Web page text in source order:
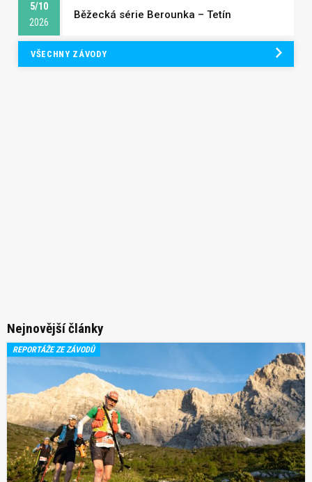
5/10
2026
Běžecká série Berounka – Tetín
VŠECHNY ZÁVODY
Nejnovější články
REPORTÁŽE ZE ZÁVODŮ